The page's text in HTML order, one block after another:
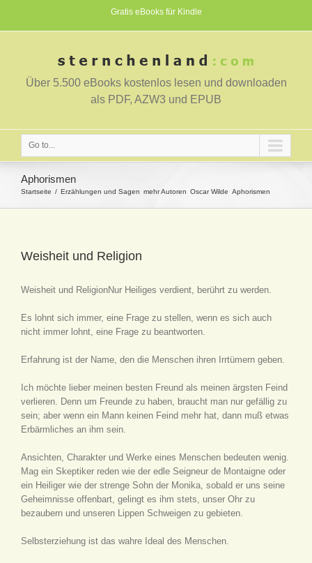
Gratis eBooks für Kindle
Über 5.500 eBooks kostenlos lesen und downloaden
als PDF, AZW3 und EPUB
Go to...
Aphorismen
Startseite Erzählungen und Sagen mehr Autoren Oscar Wilde Aphorismen
Weisheit und Religion
Weisheit und ReligionNur Heiliges verdient, berührt zu werden.
Es lohnt sich immer, eine Frage zu stellen, wenn es sich auch
nicht immer lohnt, eine Frage zu beantworten.
Erfahrung ist der Name, den die Menschen ihren Irrtümern geben.
Ich möchte lieber meinen besten Freund als meinen ärgsten Feind
verlieren. Denn um Freunde zu haben, braucht man nur gefällig zu
sein; aber wenn ein Mann keinen Feind mehr hat, dann muß etwas
Erbärmliches an ihm sein.
Ansichten, Charakter und Werke eines Menschen bedeuten wenig.
Mag ein Skeptiker reden wie der edle Seigneur de Montaigne oder
ein Heiliger wie der strenge Sohn der Monika, sobald er uns seine
Geheimnisse offenbart, gelingt es ihm stets, unser Ohr zu
bezaubern und unseren Lippen Schweigen zu gebieten.
Selbsterziehung ist das wahre Ideal des Menschen.